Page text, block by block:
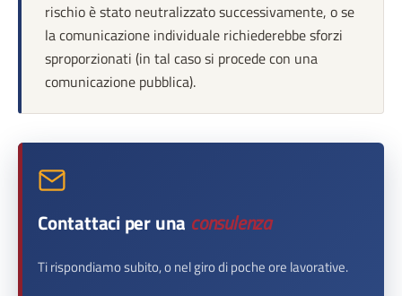
rischio è stato neutralizzato successivamente, o se
la comunicazione individuale richiederebbe sforzi
sproporzionati (in tal caso si procede con una
comunicazione pubblica).
Contattaci per una consulenza
Ti rispondiamo subito, o nel giro di poche ore lavorative.